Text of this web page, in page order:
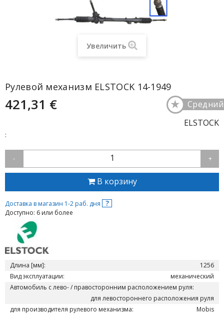
Увеличить
Рулевой механизм ELSTOCK 14-1949
421,31 € Средний
★
ELSTOCK
:
- 1 +
В корзину
Доставка в магазин 1-2 раб. дня ?
Доступно: 6 или более
Длина [мм]:
1256
Вид эксплуатации:
механический
Автомобиль с лево- / правосторонним расположением руля:
для левостороннего расположения руля
для производителя рулевого механизма:
Mobis